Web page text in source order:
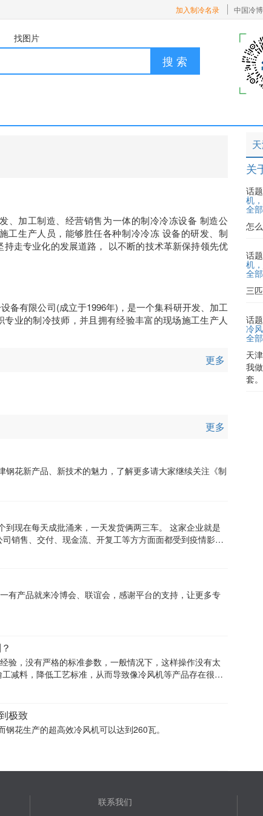
加入制冷名录 中国冷
找图片
搜 索
、加工制造、经营销售为一体的制冷冷冻设备 制造公
工生产人员，能够胜任各种制冷冷冻 设备的研发、制
走专业化的发展道路， 以不断的技术革新保持领先优
备有限公司(成立于1996年)，是一个集科研开发、加工
业的制冷技师，并且拥有经验丰富的现场施工生产人
更多
更多
花新产品、新技术的魅力，了解更多请大家继续关注《制
天成批涌来，一天发货俩两三车。 这家企业就是
销售、交付、现金流、开复工等方方面面都受到疫情影
有产品就来冷博会、联谊会，感谢平台的支持，让更多专
验，没有严格的标准参数，一般情况下，这样操作没有太
极致
花生产的超高效冷风机可以达到260瓦。
关
话题
机
全
怎
话题
机
全
三
话题
冷
全
天
我
套。
联系我们